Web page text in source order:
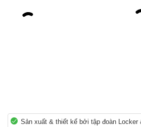
Sản xuất & thiết kế bởi tập đoàn